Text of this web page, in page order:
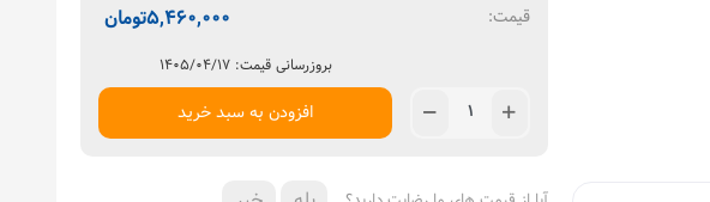
قیمت: تومان5,460,000
بروزرسانی قیمت: ۱۴۰۵/۰۴/۱۷
افزودن به سبد خرید